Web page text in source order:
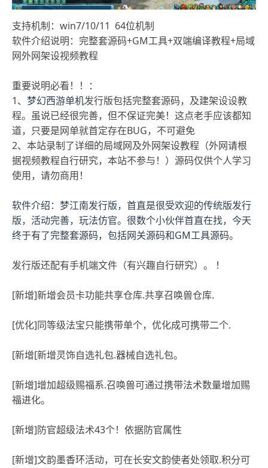
支持机制：win7/10/11 64位机制
软件介绍说明：完整套源码+GM工具+双端编译教程+局域
网外网架设视频教程
重要说明必看！！：
1、 梦幻西游单机发行版包括完整套源码，及建架设设教
程。虽说已经很完善，但不保证完美！这点老手应该都知
道，只要是网单就首定存在BUG，不可避免
2、本站录制了详细的局域网及外网架设教程（外网请根
据视频教程自行研究，本站不参与！）源码仅供个人学习
使用，请勿商用！
软件介绍：梦江南发行版，首直是很受欢迎的传统版发行
版，活动完善，玩法仿官。很数个小伙伴首直在找，今天
终于有了完整套源码，包括网关源码和GM工具源码。
发行版还配有手机端文件（有兴趣自行研究）。 ！
[新增]新增会员卡功能共享仓库.共享召唤兽仓库.
[优化]同等级法宝只能携带单个，优化成可携带二个.
[新增[新增灵饰自选礼包.器械自选礼包。
[新增]增加超级赐福系.召唤兽可通过携带法术数量增加赐
福进化。
[新增]防官超级法术43个！依据防官属性
[新增]文韵墨香环活动，可在长安文韵使者处领取.积分可